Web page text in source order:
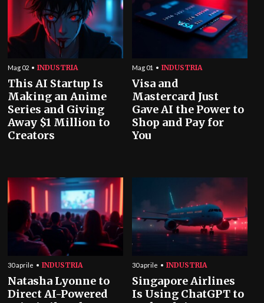
Mag 02 INDUSTRIA
This AI Startup Is
Making an Anime
Series and Giving
Away $1 Million to
Creators
Mag 01 INDUSTRIA
Visa and
Mastercard Just
Gave AI the Power to
Shop and Pay for
You
30 aprile INDUSTRIA
Natasha Lyonne to
Direct AI-Powered
30 aprile INDUSTRIA
Singapore Airlines
Is Using ChatGPT to